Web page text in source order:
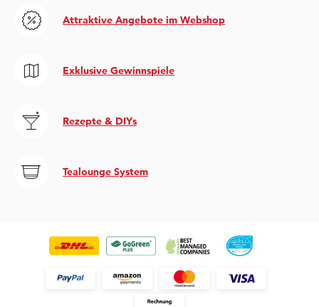
Attraktive Angebote im Webshop
Exklusive Gewinnspiele
Rezepte & DIYs
Tealounge System